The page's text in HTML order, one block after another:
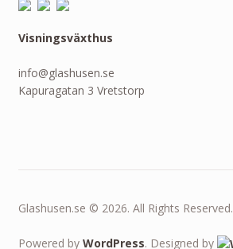
Visningsväxthus
info@glashusen.se
Kapuragatan 3 Vretstorp
Glashusen.se © 2026. All Rights Reserved.
Powered by WordPress. Designed by